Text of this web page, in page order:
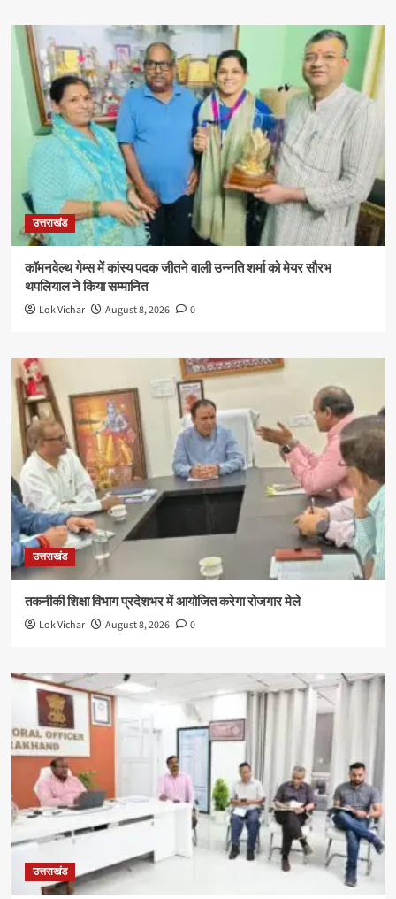
उत्तराखंड
कॉमनवेल्थ गेम्स में कांस्य पदक जीतने वाली उन्नति शर्मा को मेयर सौरभ
थपलियाल ने किया सम्मानित
Lok Vichar August 8, 2026 0
उत्तराखंड
तकनीकी शिक्षा विभाग प्रदेशभर में आयोजित करेगा रोजगार मेले
Lok Vichar August 8, 2026 0
उत्तराखंड